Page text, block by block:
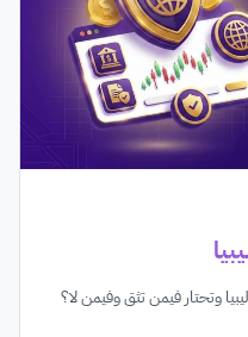
وتحتار فيمن تثق وفيمن لا؟